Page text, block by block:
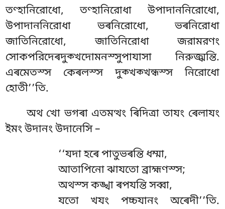
তণ্হানিরোধো, তণ্হানিরোধা উপাদাননিরোধো,
উপাদাননিরোধা ভৰনিরোধো, ভৰনিরোধা
জাতিনিরোধো, জাতিনিরোধা জরামরণং
সোকপরিদেৰদুক্খদোমনস্সুপাযাসা নিরুজ্ঝন্তি.
এৰমেতস্স কেৰলস্স দুক্খক্খন্ধস্স নিরোধো
হোতী’’তি.
অথ খো ভগৰা এতমত্থং ৰিদিত্ৰা তাযং ৰেলাযং
ইমং উদানং উদানেসি –
‘‘যদা হৰে পাতুভৰন্তি ধম্মা,
আতাপিনোঝাযতো ব্রাহ্মণস্স;
অথস্স কঙ্খা ৰপযন্তি সব্বা,
যতো খযং পচ্চযানং অৰেদী’’তি.